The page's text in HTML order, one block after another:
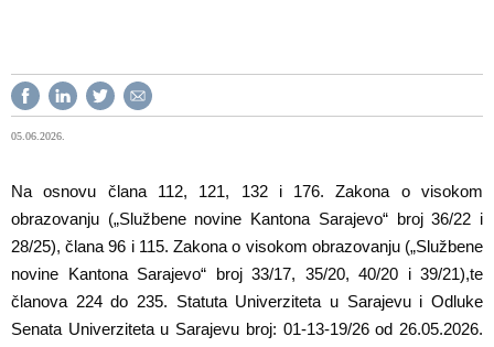
05.06.2026.
Na osnovu člana 112, 121, 132 i 176.Zakona o visokom
obrazovanju („Službene novine Kantona Sarajevo“broj36/22 i
28/25), člana 96 i 115.Zakona o visokom obrazovanju („Službene
novine Kantona Sarajevo“ broj 33/17, 35/20, 40/20 i 39/21),te
članova 224 do 235. Statuta Univerziteta u SarajevuiOdluke
Senata Univerziteta u Sarajevu broj: 01-13-19/26 od 26.05.2026.